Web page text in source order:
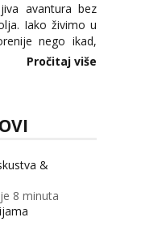
avantura bez
Iako živimo u
nego ikad,
rasprave. Što
Pročitaj više
&
8 minuta